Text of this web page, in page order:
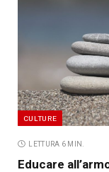
CULTURE
LETTURA 6 MIN.
Educare